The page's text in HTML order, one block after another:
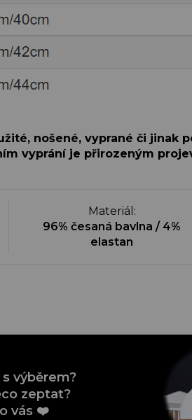
nošené, vyprané či
vyprání je přirozeným
Materiál :
96% česaná bavlna / 4%
elastan
výběrem?
zeptat?
vás ❤️